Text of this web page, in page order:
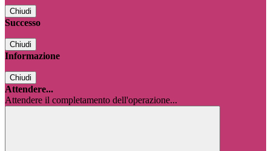
Chiudi
Successo
Chiudi
Informazione
Chiudi
Attendere...
Attendere il completamento dell'operazione...